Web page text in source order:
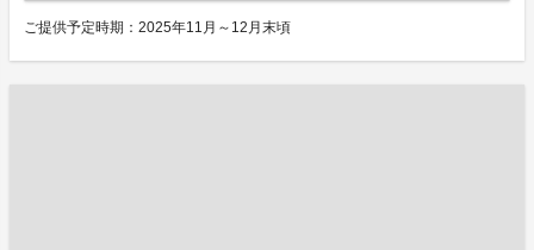
ご提供予定時期：2025年11月～12月末頃